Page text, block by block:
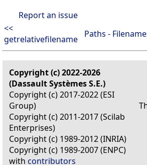
Report an issue
<<
getrelativefilename
Paths -
Copyright (c) 2022-2026
(Dassault Systèmes S.E.)
Copyright (c) 2017-2022 (ESI
Group)
Copyright (c) 2011-2017 (Scilab
Enterprises)
Copyright (c) 1989-2012 (INRIA)
Copyright (c) 1989-2007 (ENPC)
with contributors